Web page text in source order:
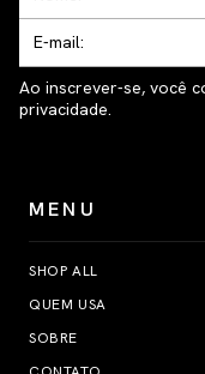
Ao inscrever-se, você
privacidade.
MENU
SHOP ALL
QUEM USA
SOBRE